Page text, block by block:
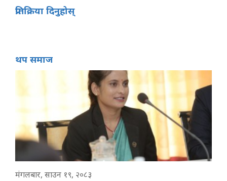
प्रतिक्रिया दिनुहोस्
थप समाज
मंगलबार, साउन १९, २०८३